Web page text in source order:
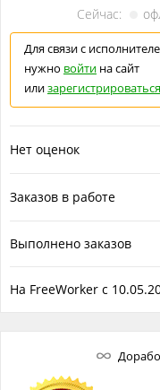
Сейчас:
Для связи с
нужно войти на сайт
илизарегистрироваться
Нет оценок
Заказов в работе
Выполнено заказов
На FreeWorker с